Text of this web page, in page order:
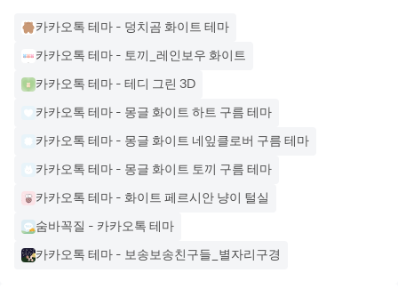
카카오톡 테마 - 덩치곰 화이트 테마
카카오톡 테마 - 토끼_레인보우 화이트
카카오톡 테마 - 테디 그린 3D
카카오톡 테마 - 몽글 화이트 하트 구름 테마
카카오톡 테마 - 몽글 화이트 네잎클로버 구름 테마
카카오톡 테마 - 몽글 화이트 토끼 구름 테마
카카오톡 테마 - 화이트 페르시안 냥이 털실
숨바꼭질 - 카카오톡 테마
카카오톡 테마 - 보송보송친구들_별자리구경